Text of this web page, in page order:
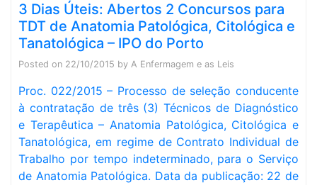
3 Dias Úteis: Abertos 2 Concursos para
TDT de Anatomia Patológica, Citológica e
Tanatológica – IPO do Porto
Posted on 22/10/2015 by A Enfermagem e as Leis
Proc. 022/2015 – Processo de seleção conducente
à contratação de três (3) Técnicos de Diagnóstico
e Terapêutica – Anatomia Patológica, Citológica e
Tanatológica, em regime de Contrato Individual de
Trabalho por tempo indeterminado, para o Serviço
de Anatomia Patológica. Data da publicação: 22 de